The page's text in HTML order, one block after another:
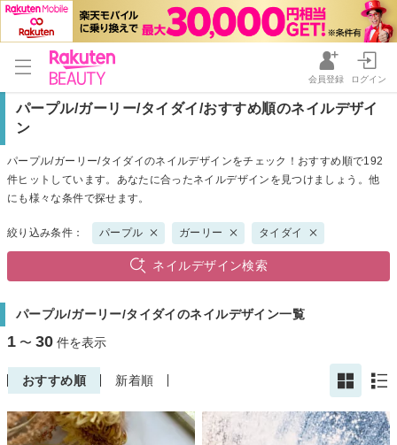
会員登録 ログイン
パープル/ガーリー/タイダイ/おすすめ順のネイルデザイ
ン
パープル/ガーリー/タイダイのネイルデザインをチェック！おすすめ順で192
件ヒットしています。あなたに合ったネイルデザインを見つけましょう。他
にも様々な条件で探せます。
絞り込み条件： パープル ガーリー タイダイ
ネイルデザイン検索
パープル/ガーリー/タイダイのネイルデザイン一覧
1 〜 30 件を表示
おすすめ順 新着順